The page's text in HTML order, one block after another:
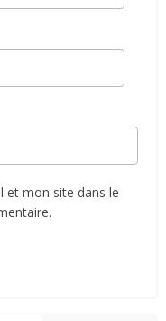
et mon site dans le